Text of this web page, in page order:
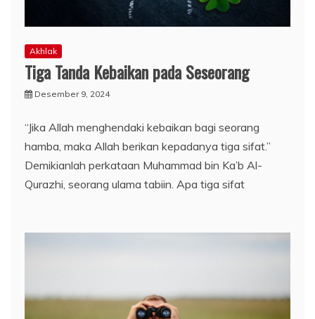
Akhlak
Tiga Tanda Kebaikan pada Seseorang
Desember 9, 2024
“Jika Allah menghendaki kebaikan bagi seorang
hamba, maka Allah berikan kepadanya tiga sifat.”
Demikianlah perkataan Muhammad bin Ka’b Al-
Qurazhi, seorang ulama tabiin. Apa tiga sifat